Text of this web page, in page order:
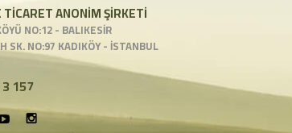
ANONİM ŞİRKETİ
NO:12 - BALIKESİR
SK. NO:97 KADIKÖY - İSTANBUL
157